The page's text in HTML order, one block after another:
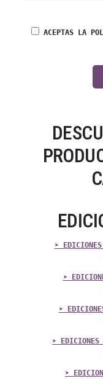
ACEPTAS LA
➤ EDICIONES
➤
➤
➤ EDICIONES
➤